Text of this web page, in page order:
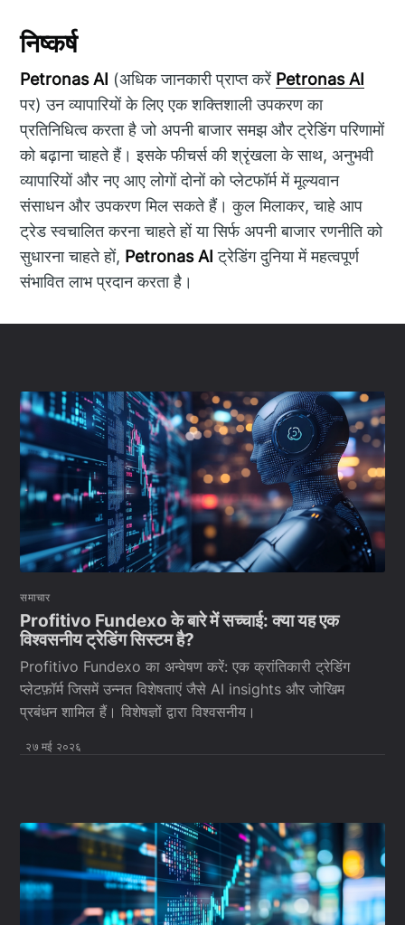
निष्कर्ष
Petronas AI (अधिक जानकारी प्राप्त करें Petronas AI
पर) उन व्यापारियों के लिए एक शक्तिशाली उपकरण का
प्रतिनिधित्व करता है जो अपनी बाजार समझ और ट्रेडिंग परिणामों
को बढ़ाना चाहते हैं। इसके फीचर्स की श्रृंखला के साथ, अनुभवी
व्यापारियों और नए आए लोगों दोनों को प्लेटफॉर्म में मूल्यवान
संसाधन और उपकरण मिल सकते हैं। कुल मिलाकर, चाहे आप
ट्रेड स्वचालित करना चाहते हों या सिर्फ अपनी बाजार रणनीति को
सुधारना चाहते हों, Petronas AI ट्रेडिंग दुनिया में महत्वपूर्ण
संभावित लाभ प्रदान करता है।
समाचार
Profitivo Fundexo के बारे में सच्चाई: क्या यह एक
विश्वसनीय ट्रेडिंग सिस्टम है?
Profitivo Fundexo का अन्वेषण करें: एक क्रांतिकारी ट्रेडिंग
प्लेटफ़ॉर्म जिसमें उन्नत विशेषताएं जैसे AI insights और जोखिम
प्रबंधन शामिल हैं। विशेषज्ञों द्वारा विश्वसनीय।
२७ मई २०२६